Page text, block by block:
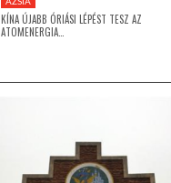
ÁZSIA
KÍNA ÚJABB ÓRIÁSI LÉPÉST TESZ AZ
ATOMENERGIA…